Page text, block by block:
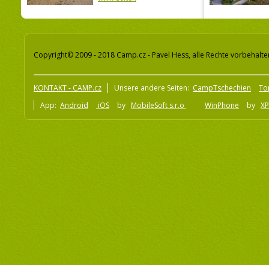
Copyright© 2009 - 2018 Camp.cz - Pavel Hess, alle Rechte
KONTAKT - CAMP.cz Unsere andere Seiten: CampTschechien
App: Android iOS by MobileSoft s.r.o WinPhone by